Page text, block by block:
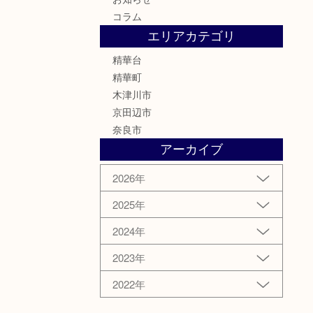
コラム
エリアカテゴリ
精華台
精華町
木津川市
京田辺市
奈良市
アーカイブ
2026年
2025年
2024年
2023年
2022年